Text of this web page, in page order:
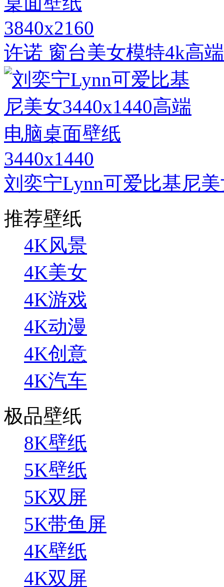
3840x2160
许诺 窗台美女模特4k高
3440x1440
刘奕宁Lynn可爱比基尼
推荐壁纸
4K风景
4K美女
4K游戏
4K动漫
4K创意
4K汽车
极品壁纸
8K壁纸
5K壁纸
5K双屏
5K带鱼屏
4K壁纸
4K双屏